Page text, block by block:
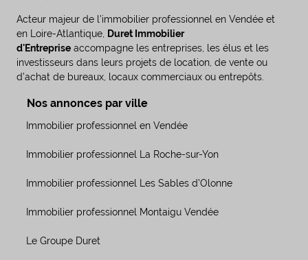
Acteur majeur de l’immobilier professionnel en Vendée et
en Loire-Atlantique,
Duret Immobilier
d'Entreprise accompagne les entreprises, les élus et les
investisseurs dans leurs projets de location, de vente ou
d’achat de bureaux, locaux commerciaux ou entrepôts.
Nos annonces par ville
Immobilier professionnel en Vendée
Immobilier professionnel La Roche-sur-Yon
Immobilier professionnel Les Sables d’Olonne
Immobilier professionnel Montaigu Vendée
Le Groupe Duret